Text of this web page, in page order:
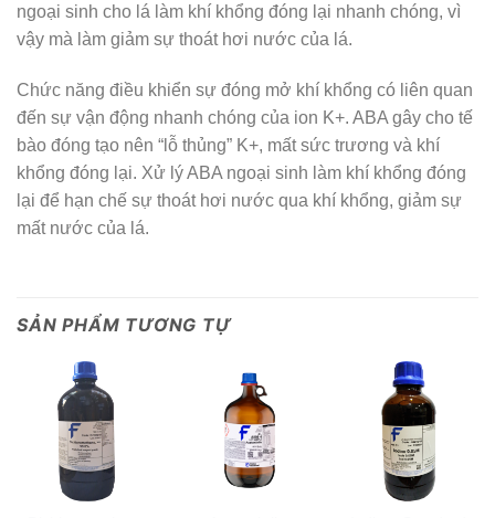
ngoại sinh cho lá làm khí khổng đóng lại nhanh chóng, vì
vậy mà làm giảm sự thoát hơi nước của lá.
Chức năng điều khiển sự đóng mở khí khổng có liên quan
đến sự vận động nhanh chóng của ion K+. ABA gây cho tế
bào đóng tạo nên “lỗ thủng” K+, mất sức trương và khí
khổng đóng lại. Xử lý ABA ngoại sinh làm khí khổng đóng
lại để hạn chế sự thoát hơi nước qua khí khổng, giảm sự
mất nước của lá.
SẢN PHẨM TƯƠNG TỰ